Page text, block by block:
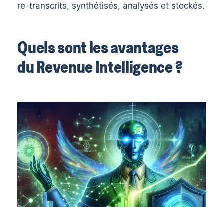
re-transcrits, synthétisés, analysés et stockés.
Quels sont les avantages
du Revenue Intelligence ?